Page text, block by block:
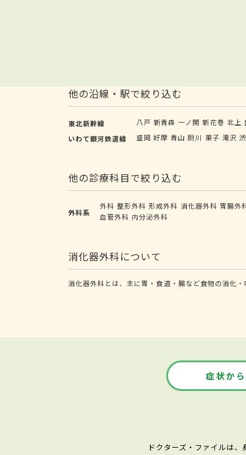
他の沿線・駅で絞り込む
東北新幹線 八戸 新青森 一ノ関 新花巻 北上
いわて銀河鉄道線
盛岡 好摩 青山 厨川 巣子 滝沢
他の診療科目で絞り込む
外科系
外科 整形外科 形成外科 消化器外科 胃腸外
血管外科 内分泌外科
消化器外科について
消化器外科とは、主に胃・食道・腸など食物の消化
症状か
ドクターズ・ファイルは